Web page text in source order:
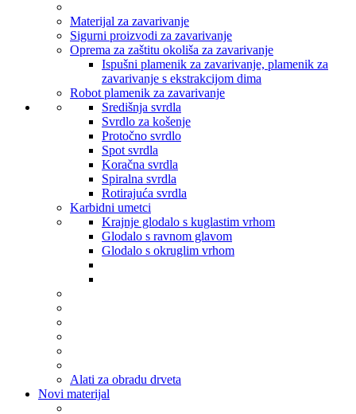
Materijal za zavarivanje
Sigurni proizvodi za zavarivanje
Oprema za zaštitu okoliša za zavarivanje
Ispušni plamenik za zavarivanje, plamenik za
zavarivanje s ekstrakcijom dima
Robot plamenik za zavarivanje
Središnja svrdla
Svrdlo za košenje
Protočno svrdlo
Spot svrdla
Koračna svrdla
Spiralna svrdla
Rotirajuća svrdla
Karbidni umetci
Krajnje glodalo s kuglastim vrhom
Glodalo s ravnom glavom
Glodalo s okruglim vrhom
Alati za obradu drveta
Novi materijal